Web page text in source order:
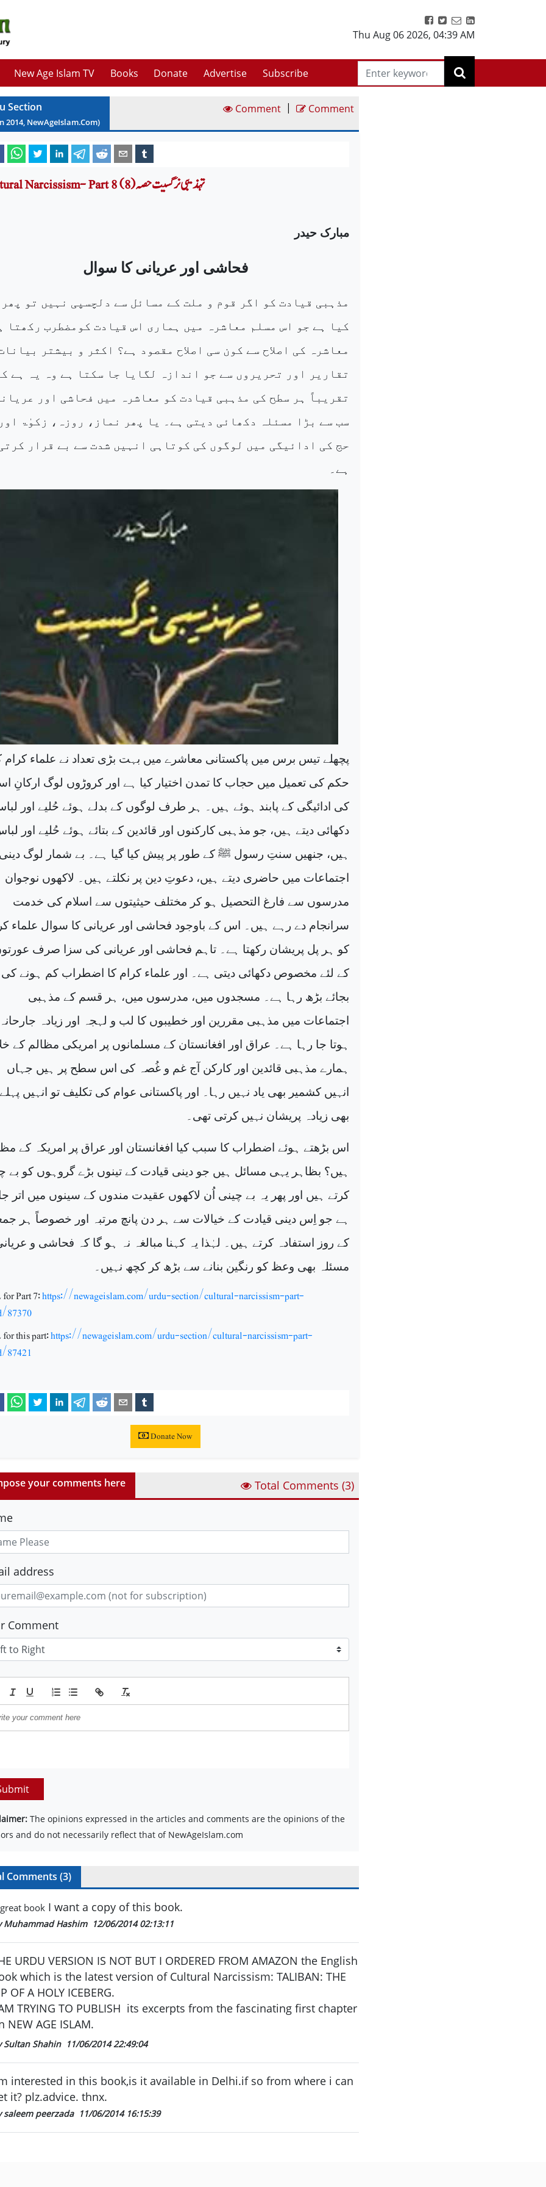
Thu Aug 06 2026, 04:39 AM
New Age Islam TV Books Donate Advertise Subscribe
Section
2014, NewAgeIslam.Com)
Comment | Comment
Cultural Narcissism- Part 8 (تہذیبی نرگسیت حصہ (8
مبارک حیدر
فحاشی اور عریانی کا سوال
مذہبی قیادت کو اگر قوم و ملت کے مسائل سے دلچسپی نہیں تو پھر
کیا ہے جو اس مسلم معاشرہ میں ہماری اس قیادت کومضطرب رکھتا
معاشرہ کی اصلاح سے کون سی اصلاح مقصود ہے؟ اکثر و بیشتر
تقاریر اور تحریروں سے جو اندازہ لگایا جا سکتا ہے وہ یہ ہے کہ
تقریباً ہر سطح کی مذہبی قیادت کو معاشرہ میں فحاشی اور
سب سے بڑا مسئلہ دکھائی دیتی ہے۔ یا پھر نماز، روزہ، زکوٰۃ اور
حج کی ادائیگی میں لوگوں کی کوتاہی انہیں شدت سے بے قرار
ہے۔
پچھلے تیس برس میں پاکستانی معاشرے میں بہت بڑی تعداد نے علماء کرام
حکم کی تعمیل میں حجاب کا تمدن اختیار کیا ہے اور کروڑوں لوگ ارکانِ
کی ادائیگی کے پابند ہوئے ہیں۔ ہر طرف لوگوں کے بدلے ہوئے حُلیے اور
دکھائی دیتے ہیں، جو مذہبی کارکنوں اور قائدین کے بتائے ہوئے حُلیے اور
ہیں، جنھیں سنتِ رسول ﷺ کے طور پر پیش کیا گیا ہے۔ بے شمار لوگ دینی
اجتماعات میں حاضری دیتے ہیں، دعوتِ دین پر نکلتے ہیں۔ لاکھوں نوجوان
مدرسوں سے فارغ التحصیل ہو کر مختلف حیثیتوں سے اسلام کی خدمت
سرانجام دے رہے ہیں۔ اس کے باوجود فحاشی اور عریانی کا سوال علماء
کو ہر پل پریشان رکھتا ہے۔ تاہم فحاشی اور عریانی کی سزا صرف
کے لئے مخصوص دکھائی دیتی ہے۔ اور علماء کرام کا اضطراب کم ہونے کی
بجائے بڑھ رہا ہے۔ مسجدوں میں، مدرسوں میں، ہر قسم کے مذہبی
اجتماعات میں مذہبی مقررین اور خطیبوں کا لب و لہجہ اور زیادہ جارحانہ
ہوتا جا رہا ہے۔ عراق اور افغانستان کے مسلمانوں پر امریکی مظالم کے
ہمارے مذہبی قائدین اور کارکن آج غم و غُصہ کی اس سطح پر ہیں جہاں
انہیں کشمیر بھی یاد نہیں رہا۔ اور پاکستانی عوام کی تکلیف تو انہیں پہلے
بھی زیادہ پریشان نہیں کرتی تھی۔
اس بڑھتے ہوئے اضطراب کا سبب کیا افغانستان اور عراق پر امریکہ کے
ہیں؟ بظاہر یہی مسائل ہیں جو دینی قیادت کے تینوں بڑے گروہوں کو بے
کرتے ہیں اور پھر یہ بے چینی اُن لاکھوں عقیدت مندوں کے سینوں میں اتر
ہے جو اِس دینی قیادت کے خیالات سے ہر دن پانچ مرتبہ اور خصوصاً ہر
کے روز استفادہ کرتے ہیں۔ لہٰذا یہ کہنا مبالغہ نہ ہو گا کہ فحاشی و
مسئلہ بھی وعظ کو رنگین بنانے سے بڑھ کر کچھ نہیں۔
Part 7:https://newageislam.com/urdu-section/cultural-narcissism-part-
this part:https://newageislam.com/urdu-section/cultural-narcissism-part-
Donate Now
your comments here Total Comments (3)
address
Comment
The opinions expressed in the articles and comments are the opinions of the
and do not necessarily reflect that of NewAgeIslam.com
Comments (3)
book I want a copy of this book.
Muhammad Hashim 12/06/2014 02:13:11
URDU VERSION IS NOT BUT I ORDERED FROM AMAZON the English
which is the latest version of Cultural Narcissism: TALIBAN: THE
OF A HOLY ICEBERG.
TRYING TO PUBLISH its excerpts from the fascinating first chapter
NEW AGE ISLAM.
Sultan Shahin 11/06/2014 22:49:04
interested in this book,is it available in Delhi.if so from where i can
it? plz.advice. thnx.
saleem peerzada 11/06/2014 16:15:39